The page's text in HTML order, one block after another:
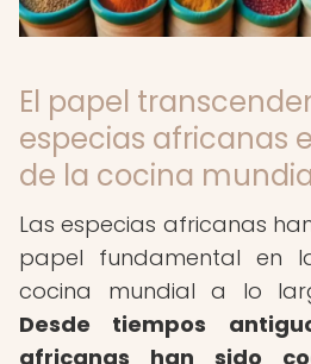
El papel
especias africanas
de la cocina
Las especias africanas
papel fundamental en
cocina mundial a lo
Desde tiempos
africanas han sido